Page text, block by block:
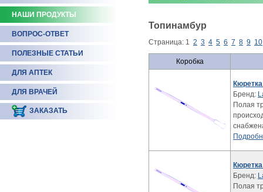
НАШИ ПРОДУКТЫ
ВОПРОС-ОТВЕТ
ПОЛЕЗНЫЕ СТАТЬИ
ДЛЯ АПТЕК
ДЛЯ ВРАЧЕЙ
ЗАКАЗАТЬ
Топинамбур
Страница: 1 2 3 4 5 6 7 8 9 10
Коробка
Бренд:
Полая
Бренд:
Полая